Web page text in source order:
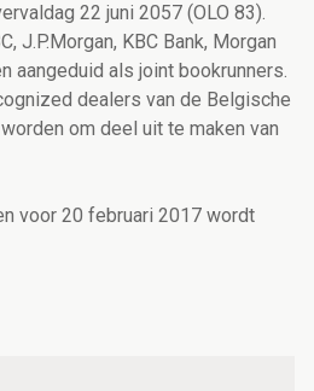
22 juni 2057 (OLO 83).
J.P.Morgan, KBC Bank, Morgan
aangeduid als joint bookrunners.
dealers van de Belgische
om deel uit te maken van
voor 20 februari 2017 wordt